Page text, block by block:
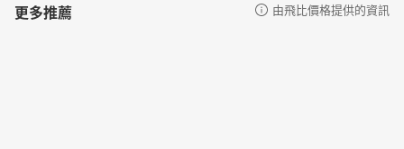
更多推薦 由飛比價格提供的資訊